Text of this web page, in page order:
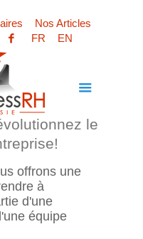
Nos Articles
FR EN
le
offrons une
à
d'une
équipe